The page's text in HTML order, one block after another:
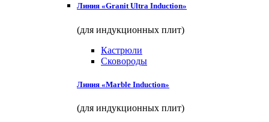
Линия «Granit Ultra Induction»
(для индукционных плит)
Кастрюли
Сковороды
Линия «Marble Induction»
(для индукционных плит)